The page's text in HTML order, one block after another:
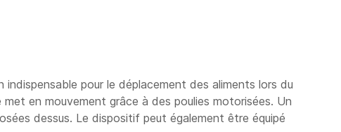
pour le déplacement des aliments lors du
en mouvement grâce à des poulies motorisées. Un
dessus. Le dispositif peut également être équipé